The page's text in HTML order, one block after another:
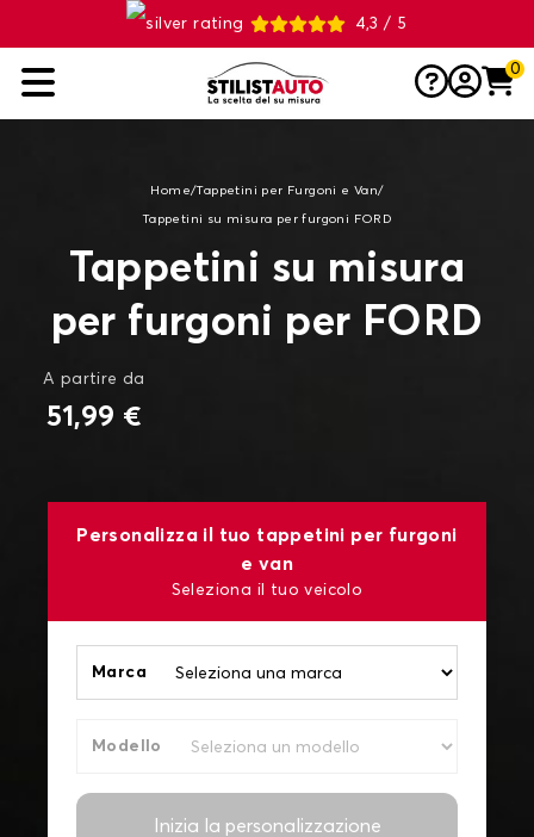
4,3 / 5
0
Home/Tappetini per Furgoni e Van/
Tappetini su misura per furgoni FORD
Tappetini su misura
per furgoni per FORD
A partire da
51,99 €
Personalizza il tuo tappetini per furgoni
e van
Seleziona il tuo veicolo
Marca
Modello
Inizia la personalizzazione